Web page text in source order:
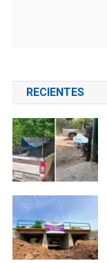
RECIENTES